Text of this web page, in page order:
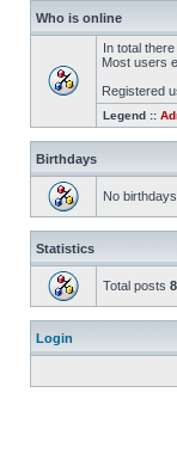
Who is online
In total
Most users
Registered
Legend ::
Birthdays
No
Statistics
Total posts
Login